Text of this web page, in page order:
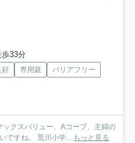
33分
好 専用庭
バリアフリー
クスバリュー、Aコープ、主婦の
ですね。 荒川小学... もっと見る